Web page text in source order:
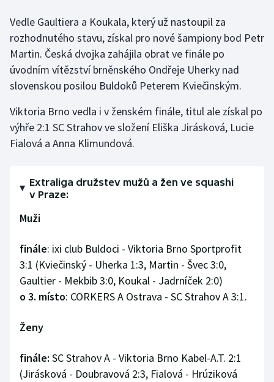
Krasobruslení
Lezení
Moderní pětiboj
Olympijské hry
Parasport
Plavání
Plážový volejbal
Ragby
Rychlobruslení
Rychlostní kanoistika
Vedle Gaultiera a Koukala, který už nastoupil za
rozhodnutého stavu, získal pro nové šampiony bod Petr
Martin. Česká dvojka zahájila obrat ve finále po
úvodním vítězství brněnského Ondřeje Uherky nad
slovenskou posilou Buldoků Peterem Kviečinským.
Viktoria Brno vedla i v ženském finále, titul ale získal po
výhře 2:1 SC Strahov ve složení Eliška Jirásková, Lucie
Fialová a Anna Klimundová.
Extraliga družstev mužů a žen ve squashi
v Praze:
Muži
finále: ixi club Buldoci - Viktoria Brno Sportprofit
3:1 (Kviečinský - Uherka 1:3, Martin - Švec 3:0,
Gaultier - Mekbib 3:0, Koukal - Jadrníček 2:0)
o 3. místo: CORKERS A Ostrava - SC Strahov A 3:1.
Ženy
finále: SC Strahov A - Viktoria Brno Kabel-A.T. 2:1
(Jirásková - Doubravová 2:3, Fialová - Hrúziková